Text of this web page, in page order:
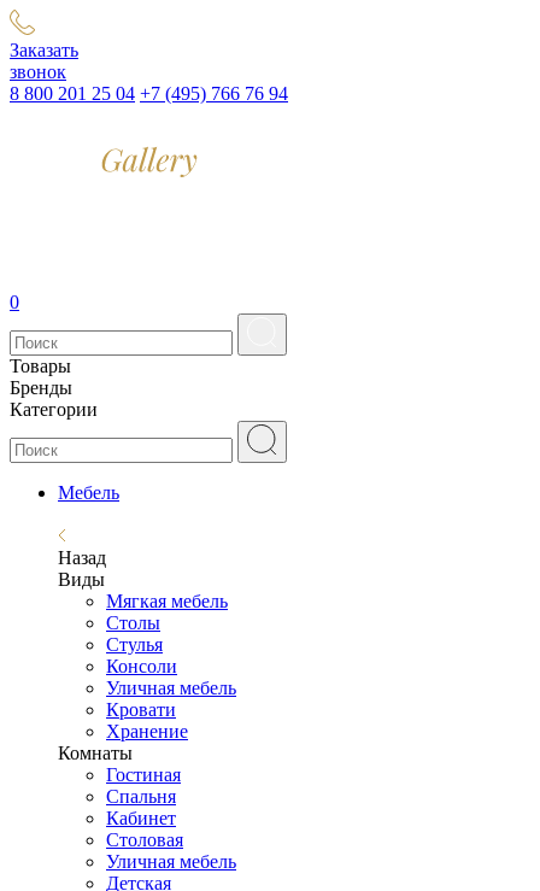
Заказать
звонок
8 800 201 25 04 +7 (495) 766 76 94
0
Товары
Бренды
Категории
Мебель
Назад
Виды
Мягкая мебель
Столы
Стулья
Консоли
Уличная мебель
Кровати
Хранение
Комнаты
Гостиная
Спальня
Кабинет
Столовая
Уличная мебель
Детская